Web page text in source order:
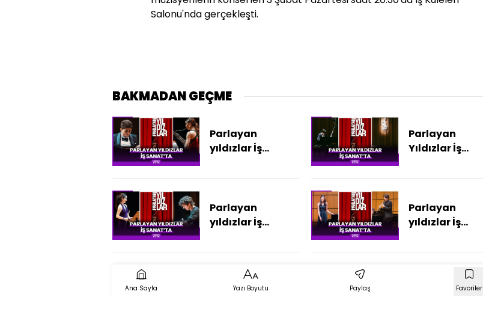
Salonu'nda gerçekleşti.
BAKMADAN GEÇME
Parlayan
yıldızlar İş
Parlayan
Yıldızlar İş
Parlayan
yıldızlar İş
Parlayan
yıldızlar İş
Ana Sayfa Yazı Boyutu Paylaş Favoriler